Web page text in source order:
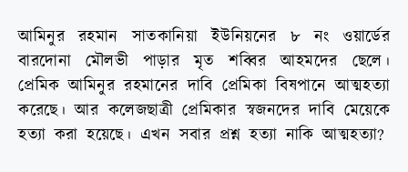
আমিনুর রহমান সাতকানিয়া ইউনিয়নের ৮ নং ওয়ার্ডের
বারদোনা মৌলভী পাড়ার মৃত শব্বির আহমদের ছেলে।
প্রেমিক আমিনুর রহমানের দাবি প্রেমিকা বিষপানে আত্মহত্যা
করেছে। আর কলেজছাত্রী প্রেমিকার স্বজনদের দাবি মেয়েকে
হত্যা করা হয়েছে। এখন সবার প্রশ্ন হত্যা নাকি আত্মহত্যা?